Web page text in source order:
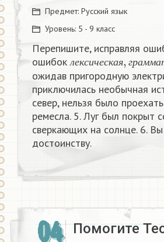
Предмет: Русский язык
Уровень: 5 - 9 класс
Перепишите, исправляя
ошибокл е к с и ч е с к ая гр амм а
лексическая,г рам
ожидав пригородную
приключилась необычная
север, нельзя было
ремесла. 5. Луг был покрыт
сверкающих на солнце. 6.
достоинству.
04
Помогите